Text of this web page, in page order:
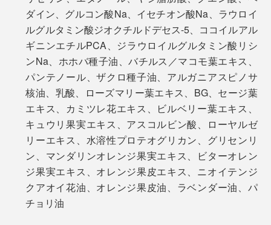
自宅だけでなく、旅行や出張、ジムでも使いやすい1
本。「500mlボトル」は、1回分の単価を抑えた、家族
みんなで使いやすいタイプ。プレゼントにも、ぜひどう
ぞ。
ダイン、グルコン酸Na、イセチオン酸Na、ラウロイ
ルグルタミン酸ジオクチルドデセス-5、ココイルアル
ギニンエチルPCA、ジラウロイルグルタミン酸リシ
ンNa、ホホバ種子油、バチルス／マコモ葉エキス、
パンテノール、ザクロ種子油、アルガニアスピノサ
核油、乳酸、ローズマリー葉エキス、BG、セージ葉
エキス、カミツレ花エキス、ビルベリー葉エキス、
キュウリ果実エキス、アスコルビン酸、ローヤルゼ
リーエキス、水溶性プロテオグリカン、グリセンリ
ン、マンダリンオレンジ果実エキス、ビターオレン
ジ果実エキス、オレンジ果皮エキス、ニオイテンジ
クアオイ花油、オレンジ果皮油、ラベンダー油、パ
チョリ油